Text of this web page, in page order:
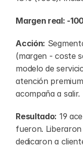
Margen real: -
Acción:
(margen - coste
modelo de
atención
acompaña a salir.
Resultado: 19
fueron.
dedicaron a